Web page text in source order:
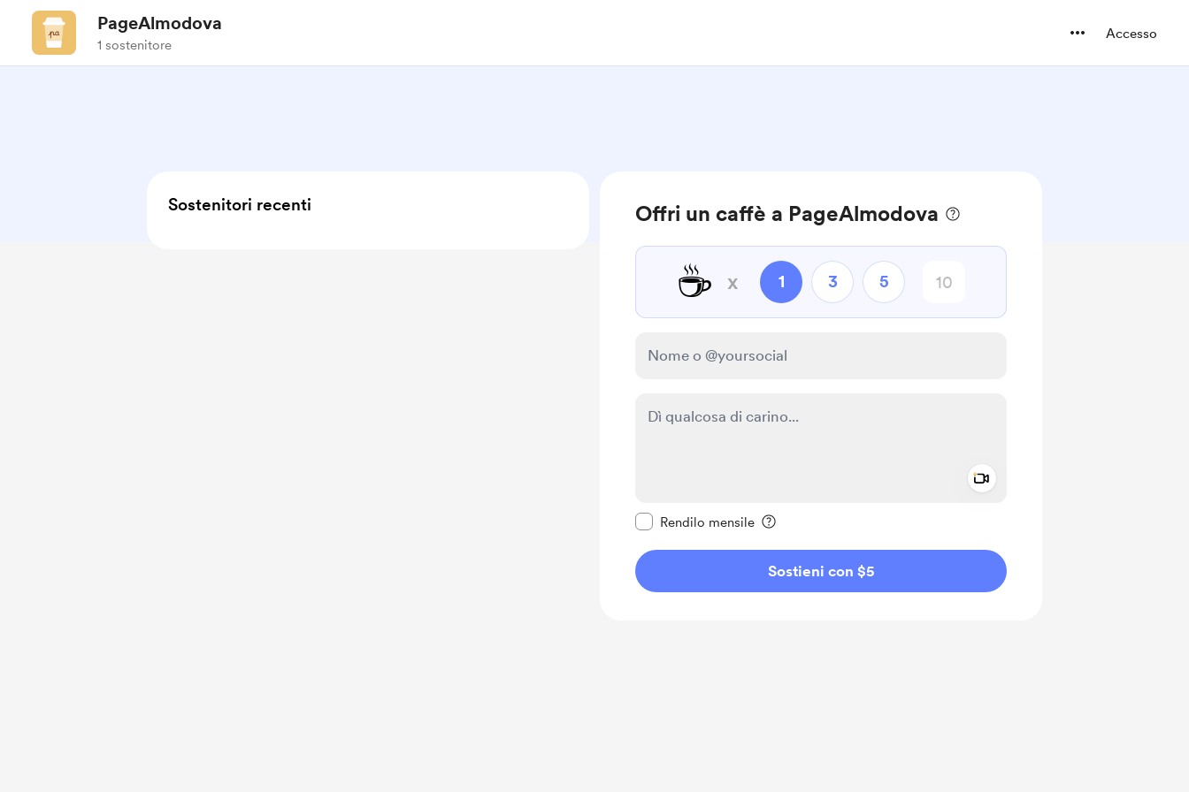
PageAlmodova
1 sostenitore
Accesso
Offri un caffè a PageAlmodova
☕ x 1 3 5
Rendilo mensile
Sostieni con $5
Sostenitori recenti